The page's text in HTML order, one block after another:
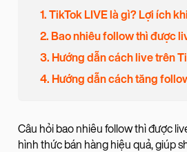
1. TikTok LIVE là gì? Lợi ích
2. Bao nhiêu follow thì được
3. Hướng dẫn cách live trên
4. Hướng dẫn cách tăng
Câu hỏi bao nhiêu follow thì được
hình thức bán hàng hiệu quả, giúp